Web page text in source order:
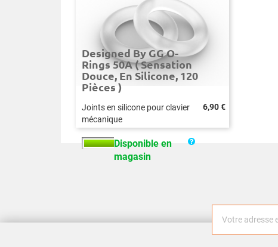
Designed By GG O-
Rings 50A ( Sensation
Douce, En Silicone, 120
Pièces )
Joints en silicone pour clavier
mécanique
Disponible en
magasin
Prix
6,90 €